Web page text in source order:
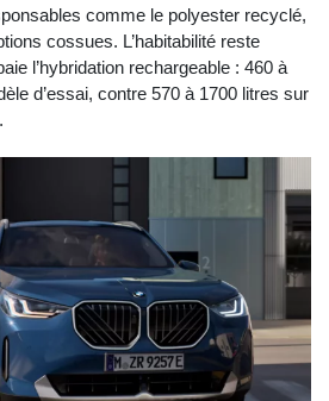
comme le polyester recyclé,
cossues. L’habitabilité reste
l’hybridation rechargeable : 460 à
d’essai, contre 570 à 1700 litres sur